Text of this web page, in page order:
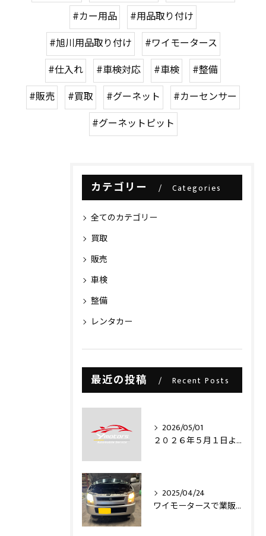
#カー用品
#用品取り付け
#旭川用品取り付け
#ワイモータース
#仕入れ
#車検対応 #車検
#整備
#販売
#買取 #グーネット
#カーセンサー
#グーネットピット
カテゴリー Categories
全てのカテゴリー
買取
販売
車検
整備
レンタカー
最近の投稿 Recent Posts
2026/05/01
２０２６年５月１日より・・・
2025/04/24
ワイモータースで業販仕入れ出来ますライトコレクション信玄のLEDヘッドライトバルブを取り付け致しました‼️